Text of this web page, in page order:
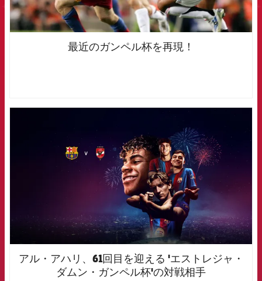
最近のガンペル杯を再現！
アル・アハリ、61回目を迎える 'エストレジャ・
ダムン・ガンペル杯'の対戦相手